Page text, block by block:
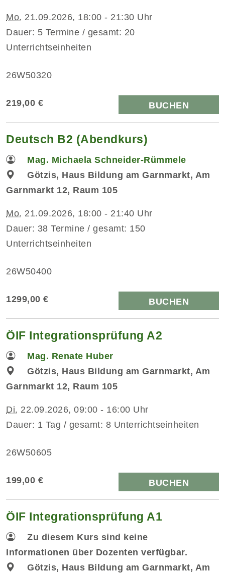
Mo. 21.09.2026, 18:00 - 21:30 Uhr
Dauer: 5 Termine / gesamt: 20
Unterrichtseinheiten
26W50320
219,00 € BUCHEN
Deutsch B2 (Abendkurs)
Mag. Michaela Schneider-Rümmele
Götzis, Haus Bildung am Garnmarkt, Am
Garnmarkt 12, Raum 105
Mo. 21.09.2026, 18:00 - 21:40 Uhr
Dauer: 38 Termine / gesamt: 150
Unterrichtseinheiten
26W50400
1299,00 € BUCHEN
ÖIF Integrationsprüfung A2
Mag. Renate Huber
Götzis, Haus Bildung am Garnmarkt, Am
Garnmarkt 12, Raum 105
Di. 22.09.2026, 09:00 - 16:00 Uhr
Dauer: 1 Tag / gesamt: 8 Unterrichtseinheiten
26W50605
199,00 € BUCHEN
ÖIF Integrationsprüfung A1
Zu diesem Kurs sind keine
Informationen über Dozenten verfügbar.
Götzis, Haus Bildung am Garnmarkt, Am